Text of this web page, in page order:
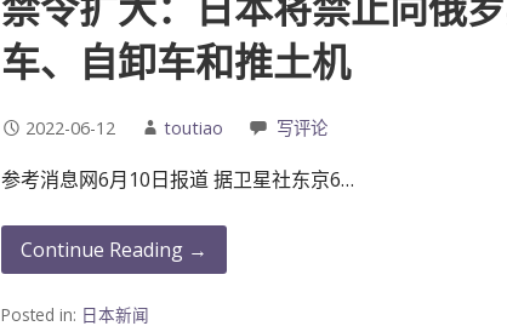
车、自卸车和推土机
2022-06-12 toutiao 写评论
参考消息网6月10日报道 据卫星社东京6…
Continue Reading →
Posted in: 日本新闻